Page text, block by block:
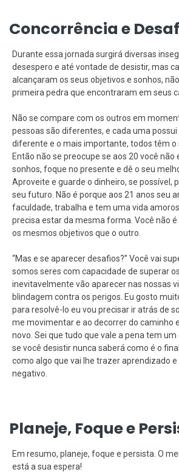
Concorrência e
Durante essa jornada surgirá diversas
desespero e até vontade de desistir, mas
alcançaram os seus objetivos e sonhos,
primeira pedra que encontraram em seus
Não se compare com os outros em
pessoas são diferentes, e cada uma possui
diferente e o mais importante, todos têm o
Então não se preocupe se aos 20 você
sonhos, foque no presente e dê o seu
Aproveite e guarde o dinheiro, se possível,
seu futuro. Não é porque aos 21 anos seu
faculdade, trabalha e tem uma vida
precisa estar da mesma forma. Você não é
os mesmos objetivos que o outro.
“Mas e se aparecer desafios?” Você vai
somos seres com capacidade de superar
inevitavelmente vão aparecer nas nossas
blindagem contra os perigos. Eu gosto
para resolvê-lo eu vou precisar ir atrás de
me movimentar e ao decorrer do caminho
novo. Sei que tudo que vale a pena tem
se você desistir nunca saberá como é o
como algo que vai lhe trazer aprendizado e
negativo.
Planeje, Foque e
Em resumo, planeje, foque e persista. O
está a sua espera!